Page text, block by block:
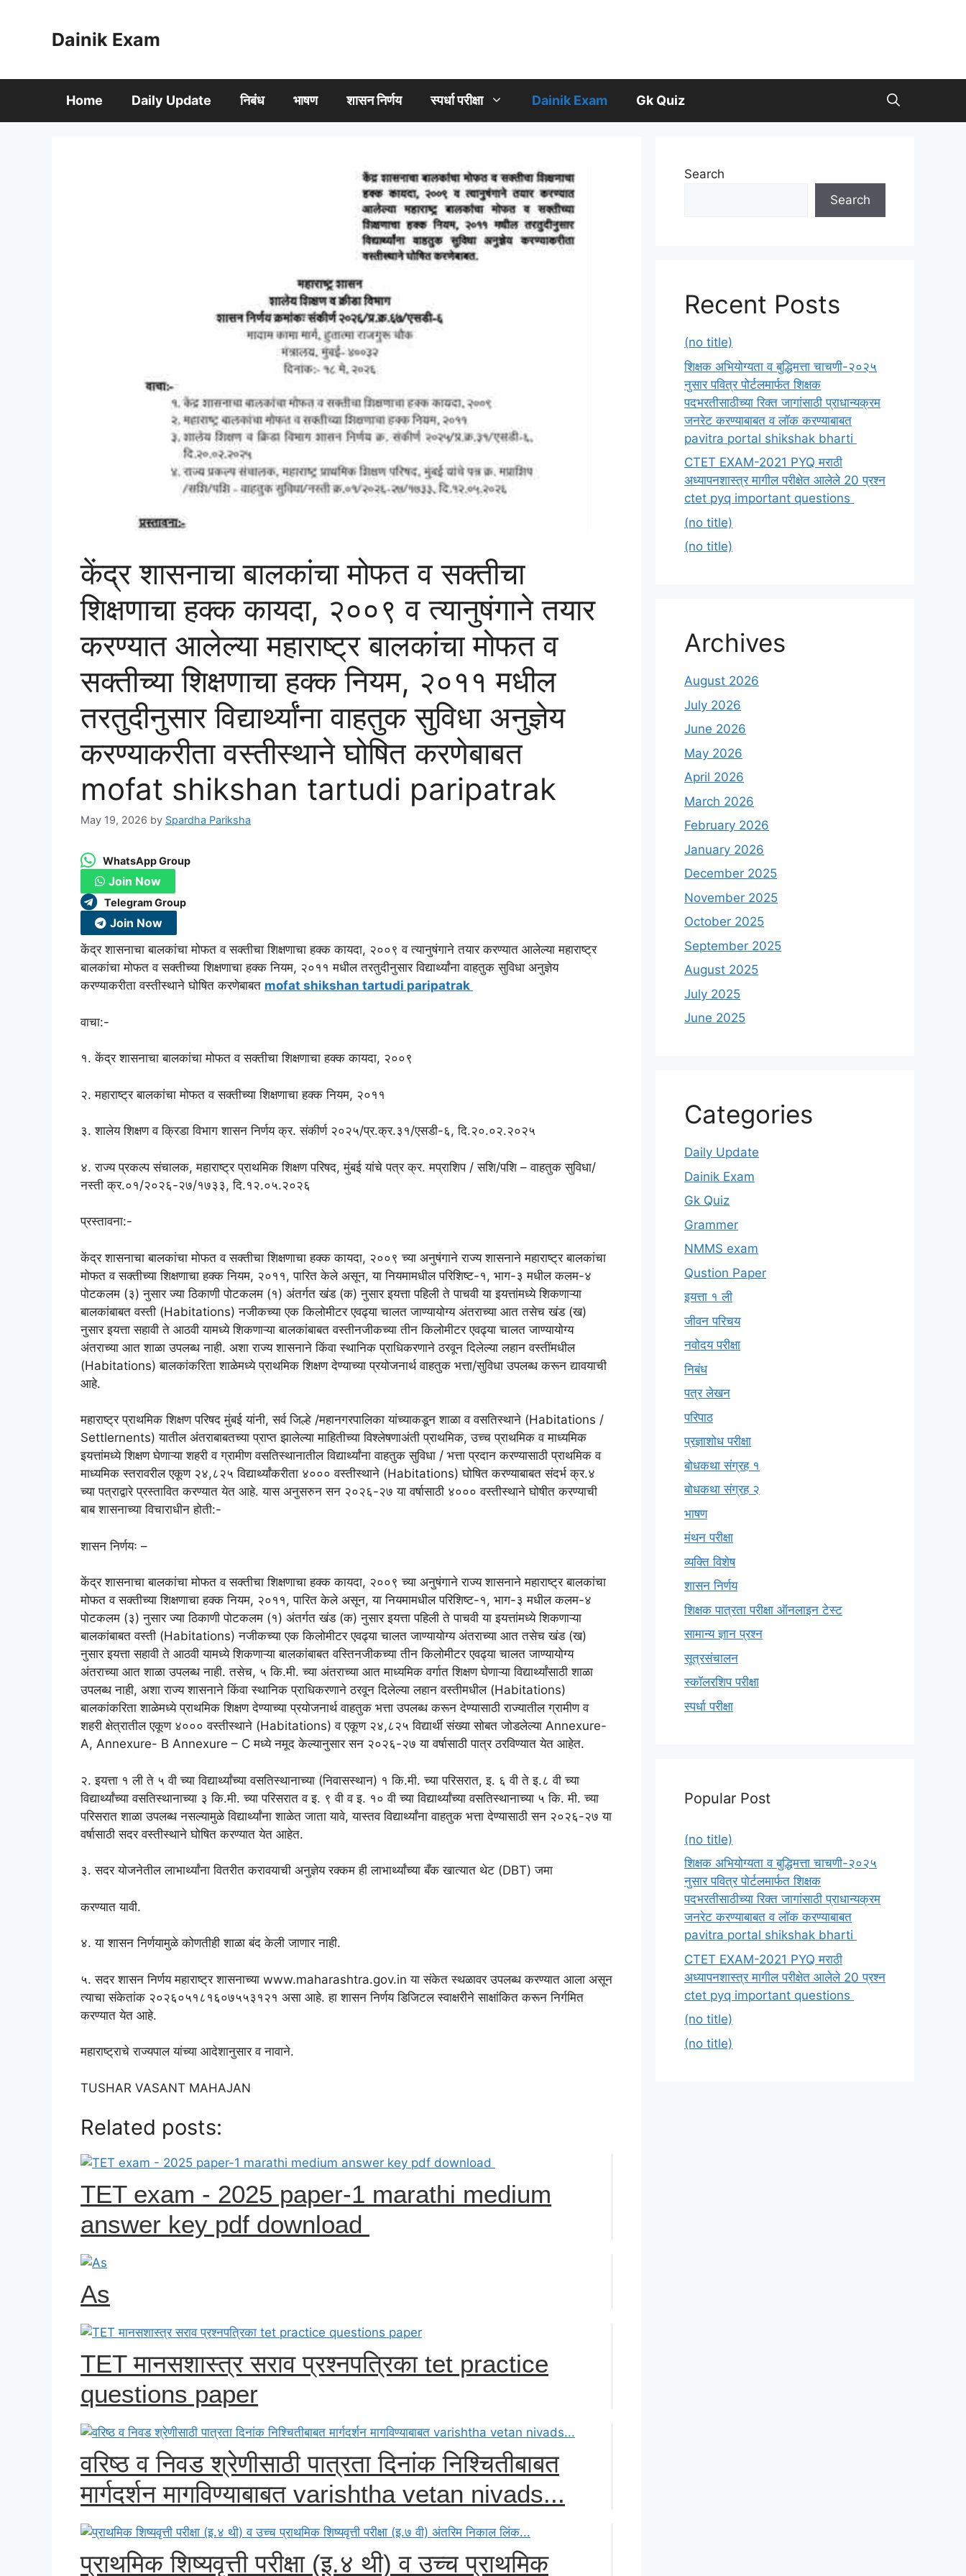
Dainik Exam
Home Daily Update निबंध भाषण शासन निर्णय स्पर्धा परीक्षा Dainik Exam Gk Quiz
केंद्र शासनाचा बालकांचा मोफत व सक्तीचा
शिक्षणाचा हक्क कायदा, २००९ व त्यानुषंगाने तयार
करण्यात आलेल्या महाराष्ट्र बालकांचा मोफत व
सक्तीच्या शिक्षणाचा हक्क नियम, २०११ मधील
तरतुदीनुसार विद्यार्थ्यांना वाहतुक सुविधा अनुज्ञेय
करण्याकरीता वस्तीस्थाने घोषित करणेबाबत
mofat shikshan tartudi paripatrak
May 19, 2026 by Spardha Pariksha
WhatsApp Group
Join Now
Telegram Group
Join Now
केंद्र शासनाचा बालकांचा मोफत व सक्तीचा शिक्षणाचा हक्क कायदा, २००९ व त्यानुषंगाने तयार करण्यात आलेल्या महाराष्ट्र
बालकांचा मोफत व सक्तीच्या शिक्षणाचा हक्क नियम, २०११ मधील तरतुदीनुसार विद्यार्थ्यांना वाहतुक सुविधा अनुज्ञेय
करण्याकरीता वस्तीस्थाने घोषित करणेबाबत mofat shikshan tartudi paripatrak
वाचा:-
१. केंद्र शासनाचा बालकांचा मोफत व सक्तीचा शिक्षणाचा हक्क कायदा, २००९
२. महाराष्ट्र बालकांचा मोफत व सक्तीच्या शिक्षणाचा हक्क नियम, २०११
३. शालेय शिक्षण व क्रिडा विभाग शासन निर्णय क्र. संकीर्ण २०२५/प्र.क्र.३१/एसडी-६, दि.२०.०२.२०२५
४. राज्य प्रकल्प संचालक, महाराष्ट्र प्राथमिक शिक्षण परिषद, मुंबई यांचे पत्र क्र. मप्राशिप / सशि/पशि – वाहतुक सुविधा/
नस्ती क्र.०१/२०२६-२७/१७३३, दि.१२.०५.२०२६
प्रस्तावना:-
केंद्र शासनाचा बालकांचा मोफत व सक्तीचा शिक्षणाचा हक्क कायदा, २००९ च्या अनुषंगाने राज्य शासनाने महाराष्ट्र बालकांचा
मोफत व सक्तीच्या शिक्षणाचा हक्क नियम, २०११, पारित केले असून, या नियमामधील परिशिष्ट-१, भाग-३ मधील कलम-४
पोटकलम (३) नुसार ज्या ठिकाणी पोटकलम (१) अंतर्गत खंड (क) नुसार इयत्ता पहिली ते पाचवी या इयत्तांमध्ये शिकणाऱ्या
बालकांबाबत वस्ती (Habitations) नजीकच्या एक किलोमीटर एवढ्या चालत जाण्यायोग्य अंतराच्या आत तसेच खंड (ख)
नुसार इयत्ता सहावी ते आठवी यामध्ये शिकणाऱ्या बालकांबाबत वस्तीनजीकच्या तीन किलोमीटर एवढ्या चालत जाण्यायोग्य
अंतराच्या आत शाळा उपलब्ध नाही. अशा राज्य शासनाने किंवा स्थानिक प्राधिकरणाने ठरवून दिलेल्या लहान वस्तींमधील
(Habitations) बालकांकरिता शाळेमध्ये प्राथमिक शिक्षण देण्याच्या प्रयोजनार्थ वाहतुक भत्ता/सुविधा उपलब्ध करून द्यावयाची
आहे.
महाराष्ट्र प्राथमिक शिक्षण परिषद मुंबई यांनी, सर्व जिल्हे /महानगरपालिका यांच्याकडून शाळा व वसतिस्थाने (Habitations /
Settlernents) यातील अंतराबाबतच्या प्राप्त झालेल्या माहितीच्या विश्लेषणाअंती प्राथमिक, उच्च प्राथमिक व माध्यमिक
इयत्तांमध्ये शिक्षण घेणाऱ्या शहरी व ग्रामीण वसतिस्थानातील विद्यार्थ्यांना वाहतुक सुविधा / भत्ता प्रदान करण्यासाठी प्राथमिक व
माध्यमिक स्तरावरील एकूण २४,८२५ विद्यार्थ्यांकरीता ४००० वस्तीस्थाने (Habitations) घोषित करण्याबाबत संदर्भ क्र.४
च्या पत्राद्वारे प्रस्तावित करण्यात येत आहे. यास अनुसरुन सन २०२६-२७ या वर्षासाठी ४००० वस्तीस्थाने घोषीत करण्याची
बाब शासनाच्या विचाराधीन होती:-
शासन निर्णयः –
केंद्र शासनाचा बालकांचा मोफत व सक्तीचा शिक्षणाचा हक्क कायदा, २००९ च्या अनुषंगाने राज्य शासनाने महाराष्ट्र बालकांचा
मोफत व सक्तीच्या शिक्षणाचा हक्क नियम, २०११, पारित केले असून, या नियमामधील परिशिष्ट-१, भाग-३ मधील कलम-४
पोटकलम (३) नुसार ज्या ठिकाणी पोटकलम (१) अंतर्गत खंड (क) नुसार इयत्ता पहिली ते पाचवी या इयत्तांमध्ये शिकणाऱ्या
बालकांबाबत वस्ती (Habitations) नजीकच्या एक किलोमीटर एवढ्या चालत जाण्यायोग्य अंतराच्या आत तसेच खंड (ख)
नुसार इयत्ता सहावी ते आठवी यामध्ये शिकणाऱ्या बालकांबाबत वस्तिनजीकच्या तीन किलोमीटर एवढ्या चालत जाण्यायोग्य
अंतराच्या आत शाळा उपलब्ध नाही. तसेच, ५ कि.मी. च्या अंतराच्या आत माध्यमिक वर्गात शिक्षण घेणाऱ्या विद्यार्थ्यांसाठी शाळा
उपलब्ध नाही, अशा राज्य शासनाने किंवा स्थानिक प्राधिकरणाने ठरवून दिलेल्या लहान वस्तीमधील (Habitations)
बालकांकरिता शाळेमध्ये प्राथमिक शिक्षण देण्याच्या प्रयोजनार्थ वाहतुक भत्ता उपलब्ध करून देण्यासाठी राज्यातील ग्रामीण व
शहरी क्षेत्रातील एकूण ४००० वस्तीस्थाने (Habitations) व एकूण २४,८२५ विद्यार्थी संख्या सोबत जोडलेल्या Annexure-
A, Annexure- B Annexure – C मध्ये नमूद केल्यानुसार सन २०२६-२७ या वर्षासाठी पात्र ठरविण्यात येत आहेत.
२. इयत्ता १ ली ते ५ वी च्या विद्यार्थ्यांच्या वसतिस्थानाच्या (निवासस्थान) १ कि.मी. च्या परिसरात, इ. ६ वी ते इ.८ वी च्या
विद्यार्थ्यांच्या वसतिस्थानाच्या ३ कि.मी. च्या परिसरात व इ. ९ वी व इ. १० वी च्या विद्यार्थ्यांच्या वसतिस्थानाच्या ५ कि. मी. च्या
परिसरात शाळा उपलब्ध नसल्यामुळे विद्यार्थ्यांना शाळेत जाता यावे, यास्तव विद्यार्थ्यांना वाहतुक भत्ता देण्यासाठी सन २०२६-२७ या
वर्षासाठी सदर वस्तीस्थाने घोषित करण्यात येत आहेत.
३. सदर योजनेतील लाभार्थ्यांना वितरीत करावयाची अनुज्ञेय रक्कम ही लाभार्थ्यांच्या बँक खात्यात थेट (DBT) जमा
करण्यात यावी.
४. या शासन निर्णयामुळे कोणतीही शाळा बंद केली जाणार नाही.
५. सदर शासन निर्णय महाराष्ट्र शासनाच्या www.maharashtra.gov.in या संकेत स्थळावर उपलब्ध करण्यात आला असून
त्याचा संकेतांक २०२६०५१८१६०७५५३१२१ असा आहे. हा शासन निर्णय डिजिटल स्वाक्षरीने साक्षांकित करून निर्गमित
करण्यात येत आहे.
महाराष्ट्राचे राज्यपाल यांच्या आदेशानुसार व नावाने.
TUSHAR VASANT MAHAJAN
Related posts:
TET exam - 2025 paper-1 marathi medium
answer key pdf download
As
TET मानसशास्त्र सराव प्रश्नपत्रिका tet practice
questions paper
वरिष्ठ व निवड श्रेणीसाठी पात्रता दिनांक निश्चितीबाबत
मार्गदर्शन मागविण्याबाबत varishtha vetan nivads...
प्राथमिक शिष्यवृत्ती परीक्षा (इ.४ थी) व उच्च प्राथमिक
Search
Search
Recent Posts
(no title)
शिक्षक अभियोग्यता व बुद्धिमत्ता चाचणी-२०२५
नुसार पवित्र पोर्टलमार्फत शिक्षक
पदभरतीसाठीच्या रिक्त जागांसाठी प्राधान्यक्रम
जनरेट करण्याबाबत व लॉक करण्याबाबत
pavitra portal shikshak bharti
CTET EXAM-2021 PYQ मराठी
अध्यापनशास्त्र मागील परीक्षेत आलेले 20 प्रश्न
ctet pyq important questions
(no title)
(no title)
Archives
August 2026
July 2026
June 2026
May 2026
April 2026
March 2026
February 2026
January 2026
December 2025
November 2025
October 2025
September 2025
August 2025
July 2025
June 2025
Categories
Daily Update
Dainik Exam
Gk Quiz
Grammer
NMMS exam
Qustion Paper
इयत्ता १ ली
जीवन परिचय
नवोदय परीक्षा
निबंध
पत्र लेखन
परिपाठ
प्रज्ञाशोध परीक्षा
बोधकथा संग्रह १
बोधकथा संग्रह २
भाषण
मंथन परीक्षा
व्यक्ति विशेष
शासन निर्णय
शिक्षक पात्रता परीक्षा ऑनलाइन टेस्ट
सामान्य ज्ञान प्रश्न
सूत्रसंचालन
स्कॉलरशिप परीक्षा
स्पर्धा परीक्षा
Popular Post
(no title)
शिक्षक अभियोग्यता व बुद्धिमत्ता चाचणी-२०२५
नुसार पवित्र पोर्टलमार्फत शिक्षक
पदभरतीसाठीच्या रिक्त जागांसाठी प्राधान्यक्रम
जनरेट करण्याबाबत व लॉक करण्याबाबत
pavitra portal shikshak bharti
CTET EXAM-2021 PYQ मराठी
अध्यापनशास्त्र मागील परीक्षेत आलेले 20 प्रश्न
ctet pyq important questions
(no title)
(no title)